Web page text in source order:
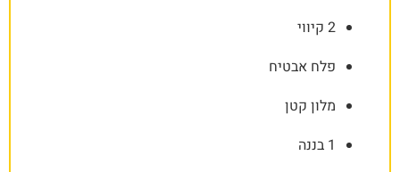
2 קיווי
פלח אבטיח
מלון קטן
1 בננה